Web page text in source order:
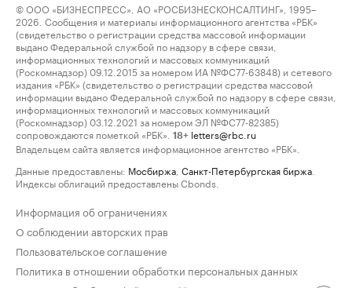
© ООО «БИЗНЕСПРЕСС», АО «РОСБИЗНЕСКОНСАЛТИНГ», 1995–
2026. Сообщения и материалы информационного агентства «РБК»
(свидетельство о регистрации средства массовой информации
выдано Федеральной службой по надзору в сфере связи,
информационных технологий и массовых коммуникаций
(Роскомнадзор) 09.12.2015 за номером ИА №ФС77-63848) и сетевого
издания «РБК» (свидетельство о регистрации средства массовой
информации выдано Федеральной службой по надзору в сфере связи,
информационных технологий и массовых коммуникаций
(Роскомнадзор) 03.12.2021 за номером ЭЛ №ФС77-82385)
сопровождаются пометкой «РБК».
18+ letters@rbc.ru
Владельцем сайта является информационное агентство «РБК».
Данные предоставлены: Мосбиржа Санкт-Петербургская биржа
Индексы облигаций предоставлены Cbonds.
Информация об ограничениях
О соблюдении авторских прав
Пользовательское соглашение
Политика в отношении обработки персональных данных